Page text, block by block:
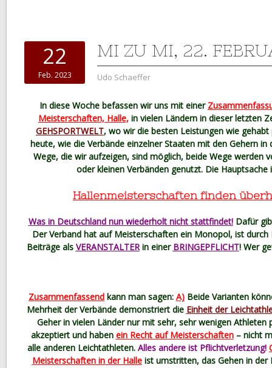
22
Feb. 2023
MI ZU MI, 22.
Udo Schaeffer
In diese Woche befassen wir uns mit einer
Meisterschaften, Halle, in vielen Ländern in dieser letzten
GEHSPORTWELT, wo wir die besten Leistungen wie
heute, wie die Verbände einzelner Staaten mit den Gehern in
Wege, die wir aufzeigen, sind möglich, beide Wege werden
oder kleinen Verbänden genutzt. Die
Hallenmeisterschaften finden
Was in Deutschland nun wiederholt nicht stattfindet!Dafür
Der Verband hat auf Meisterschaften ein Monopol, ist durch
Beiträge als VERANSTALTERin einer BRINGEPFLICHT! Wer
Zusammenfassend kann man sagen: A) Beide Varianten
Mehrheit der Verbände demonstriert die Einheit der
Geher in vielen Länder nur mit sehr, sehr wenigen Athleten
akzeptiert und haben ein Recht auf Meisterschaften– nicht
alle anderen Leichtathleten. Alles andere ist Pflichtverletzung!
Meisterschaften in der Halleist umstritten, das Gehen in der